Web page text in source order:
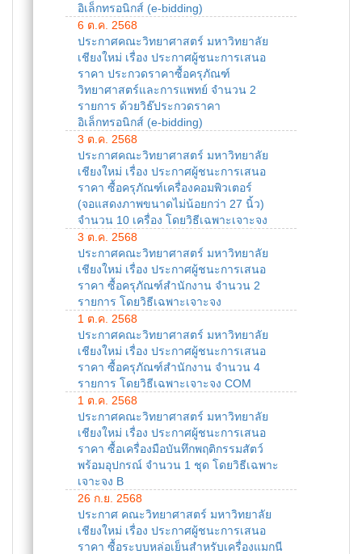
อิเล็กทรอนิกส์ (e-bidding)
6 ต.ค. 2568
ประกาศคณะวิทยาศาสตร์ มหาวิทยาลัย
เชียงใหม่ เรื่อง ประกาศผู้ชนะการเสนอ
ราคา ประกวดราคาซื้อครุภัณฑ์
วิทยาศาสตร์และการแพทย์ จำนวน 2
รายการ ด้วยวิธ๊ประกวดราคา
อิเล็กทรอนิกส์ (e-bidding)
3 ต.ค. 2568
ประกาศคณะวิทยาศาสตร์ มหาวิทยาลัย
เชียงใหม่ เรื่อง ประกาศผู้ชนะการเสนอ
ราคา ซื้อครุภัณฑ์เครื่องคอมพิวเตอร์
(จอแสดงภาพขนาดไม่น้อยกว่า 27 นิ้ว)
จำนวน 10 เครื่อง โดยวิธีเฉพาะเจาะจง
3 ต.ค. 2568
ประกาศคณะวิทยาศาสตร์ มหาวิทยาลัย
เชียงใหม่ เรื่อง ประกาศผู้ชนะการเสนอ
ราคา ซื้อครุภัณฑ์สำนักงาน จำนวน 2
รายการ โดยวิธีเฉพาะเจาะจง
1 ต.ค. 2568
ประกาศคณะวิทยาศาสตร์ มหาวิทยาลัย
เชียงใหม่ เรื่อง ประกาศผู้ชนะการเสนอ
ราคา ซื้อครุภัณฑ์สำนักงาน จำนวน 4
รายการ โดยวิธีเฉพาะเจาะจง COM
1 ต.ค. 2568
ประกาศคณะวิทยาศาสตร์ มหาวิทยาลัย
เชียงใหม่ เรื่อง ประกาศผู้ชนะการเสนอ
ราคา ซื้อเครื่องมือบันทึกพฤติกรรมสัตว์
พร้อมอุปกรณ์ จำนวน 1 ชุด โดยวิธีเฉพาะ
เจาะจง B
26 ก.ย. 2568
ประกาศ คณะวิทยาศาสตร์ มหาวิทยาลัย
เชียงใหม่ เรื่อง ประกาศผู้ชนะการเสนอ
ราคา ซื้อระบบหล่อเย็นสำหรับเครื่องแมกนี